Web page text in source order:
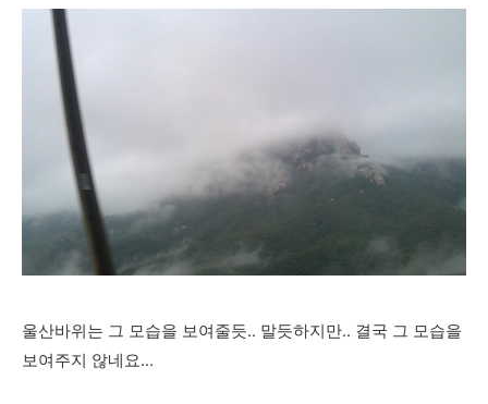
울산바위는 그 모습을 보여줄듯.. 말듯하지만.. 결국 그 모습을
보여주지 않네요...